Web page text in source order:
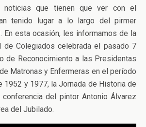
noticias que tienen que ver con el
tenido lugar a lo largo del pirmer
En esta ocasión, les informamos de la
de Colegiados celebrada el pasado 7
de Reconocimiento a las Presidentas
Matronas y Enfermeras en el período
1952 y 1977, la Jornada de Historia de
del pintor Antonio Álvarez
del Jubilado.